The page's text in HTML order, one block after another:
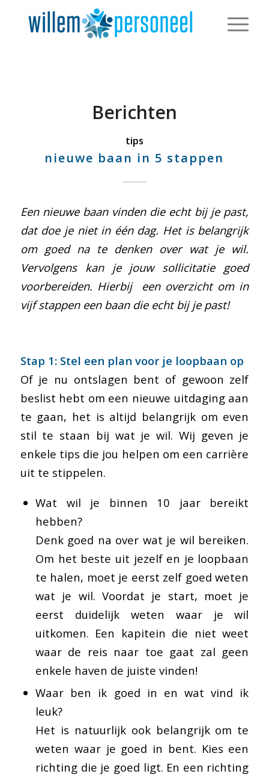
Berichten
tips
nieuwe baan in 5 stappen
Een nieuwe baan vinden die echt bij je past,
dat doe je niet in één dag. Het is belangrijk
om goed na te denken over wat je wil.
Vervolgens kan je jouw sollicitatie goed
voorbereiden. Hierbij een overzicht om in
vijf stappen een baan die echt bij je past!
Stap 1: Stel een plan voor je loopbaan op
Of je nu ontslagen bent of gewoon zelf
beslist hebt om een nieuwe uitdaging aan
te gaan, het is altijd belangrijk om even
stil te staan bij wat je wil. Wij geven je
enkele tips die jou helpen om een carrière
uit te stippelen.
Wat wil je binnen 10 jaar bereikt
hebben?
Denk goed na over wat je wil bereiken.
Om het beste uit jezelf en je loopbaan
te halen, moet je eerst zelf goed weten
wat je wil. Voordat je start, moet je
eerst duidelijk weten waar je wil
uitkomen. Een kapitein die niet weet
waar de reis naar toe gaat zal geen
enkele haven de juiste vinden!
Waar ben ik goed in en wat vind ik
leuk?
Het is natuurlijk ook belangrijk om te
weten waar je goed in bent. Kies een
richting die je goed ligt. En een richting